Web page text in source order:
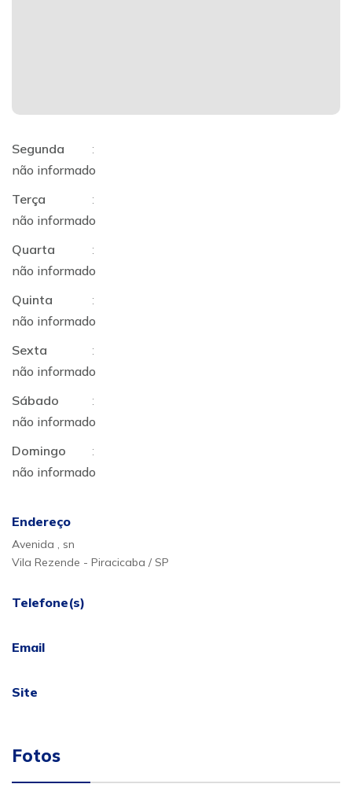
Segunda
:
não informado
Terça
:
não informado
Quarta
:
não informado
Quinta
:
não informado
Sexta
:
não informado
Sábado
:
não informado
Domingo
:
não informado
Endereço
Avenida , sn
Vila Rezende - Piracicaba / SP
Telefone(s)
Email
Site
Fotos